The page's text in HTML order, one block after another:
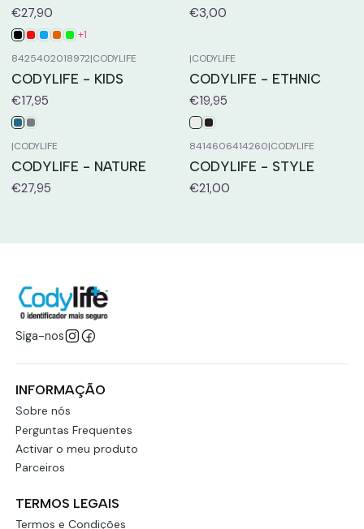
€27,90
+1
€3,00
8425402018972|CODYLIFE
CODYLIFE - KIDS
€17,95
|CODYLIFE
CODYLIFE - ETHNIC
€19,95
|CODYLIFE
CODYLIFE - NATURE
€27,95
8414606414260|CODYLIFE
CODYLIFE - STYLE
€21,00
Siga-nos
INFORMAÇÃO
Sobre nós
Perguntas Frequentes
Activar o meu produto
Parceiros
TERMOS LEGAIS
Termos e Condições